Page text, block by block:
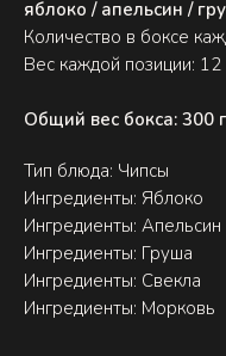
яблоко / апельсин /
Количество в боксе
Вес каждой позиции: 12
Общий вес бокса: 300
Тип блюда: Чипсы
Ингредиенты: Яблоко
Ингредиенты: Апельсин
Ингредиенты: Груша
Ингредиенты: Свекла
Ингредиенты: Морковь